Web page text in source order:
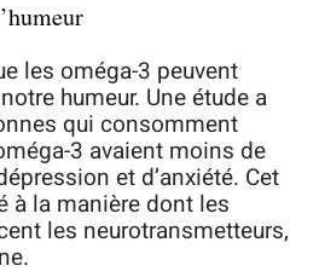
les oméga-3 peuvent
humeur. Une étude a
qui consomment
3 avaient moins de
et d’anxiété. Cet
à la manière dont les
les neurotransmetteurs,